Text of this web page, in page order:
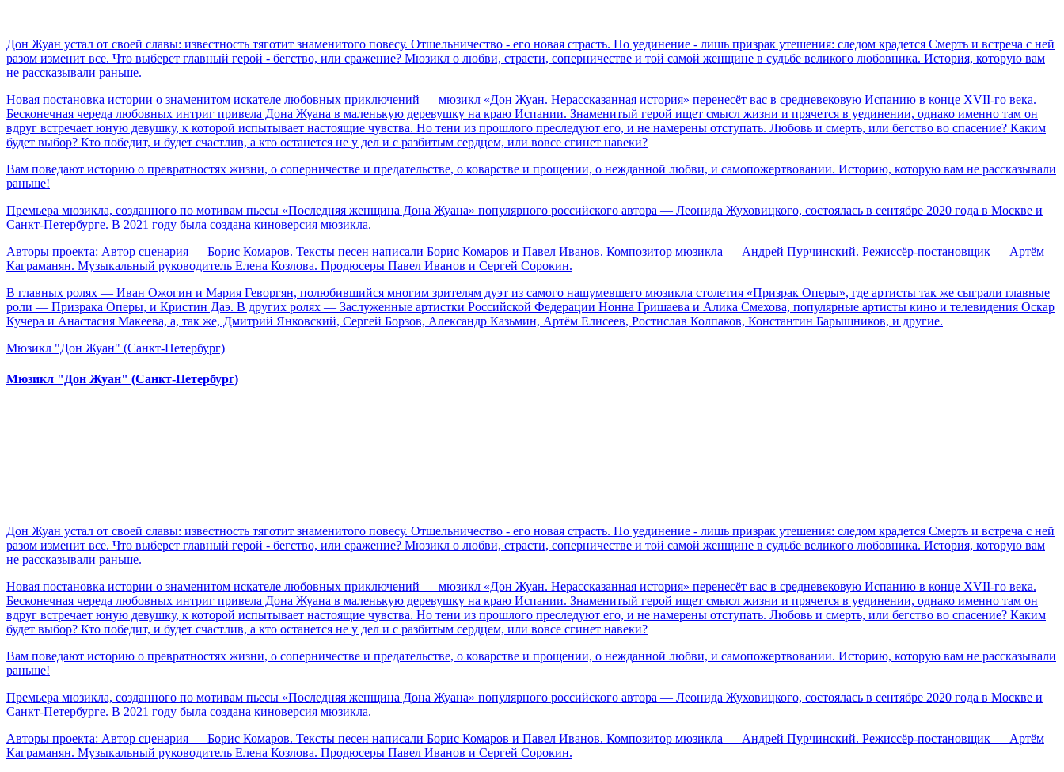
Дон Жуан устал от своей славы: известность тяготит знаменитого повесу. Отшельничество - его новая страсть. Но уединение - лишь призрак утешения: следом крадется Смерть и встреча с ней
разом изменит все. Что выберет главный герой - бегство, или сражение? Мюзикл о любви, страсти, соперничестве и той самой женщине в судьбе великого любовника. История, которую вам
не рассказывали раньше.
Новая постановка истории о знаменитом искателе любовных приключений — мюзикл «Дон Жуан. Нерассказанная история» перенесёт вас в средневековую Испанию в конце XVII-го века.
Бесконечная череда любовных интриг привела Дона Жуана в маленькую деревушку на краю Испании. Знаменитый герой ищет смысл жизни и прячется в уединении, однако именно там он
вдруг встречает юную девушку, к которой испытывает настоящие чувства. Но тени из прошлого преследуют его, и не намерены отступать. Любовь и смерть, или бегство во спасение? Каким
будет выбор? Кто победит, и будет счастлив, а кто останется не у дел и с разбитым сердцем, или вовсе сгинет навеки?
Вам поведают историю о превратностях жизни, о соперничестве и предательстве, о коварстве и прощении, о нежданной любви, и самопожертвовании. Историю, которую вам не рассказывали
раньше!
Премьера мюзикла, созданного по мотивам пьесы «Последняя женщина Дона Жуана» популярного российского автора — Леонида Жуховицкого, состоялась в сентябре 2020 года в Москве и
Санкт-Петербурге. В 2021 году была создана киноверсия мюзикла.
Авторы проекта: Автор сценария — Борис Комаров. Тексты песен написали Борис Комаров и Павел Иванов. Композитор мюзикла — Андрей Пурчинский. Режиссёр-постановщик — Артём
Каграманян. Музыкальный руководитель Елена Козлова. Продюсеры Павел Иванов и Сергей Сорокин.
В главных ролях — Иван Ожогин и Мария Геворгян, полюбившийся многим зрителям дуэт из самого нашумевшего мюзикла столетия «Призрак Оперы», где артисты так же сыграли главные
роли — Призрака Оперы, и Кристин Даэ. В других ролях — Заслуженные артистки Российской Федерации Нонна Гришаева и Алика Смехова, популярные артисты кино и телевидения Оскар
Кучера и Анастасия Макеева, а, так же, Дмитрий Янковский, Сергей Борзов, Александр Казьмин, Артём Елисеев, Ростислав Колпаков, Константин Барышников, и другие.
Мюзикл "Дон Жуан" (Санкт-Петербург)
Мюзикл "Дон Жуан" (Санкт-Петербург)
Дон Жуан устал от своей славы: известность тяготит знаменитого повесу. Отшельничество - его новая страсть. Но уединение - лишь призрак утешения: следом крадется Смерть и встреча с ней
разом изменит все. Что выберет главный герой - бегство, или сражение? Мюзикл о любви, страсти, соперничестве и той самой женщине в судьбе великого любовника. История, которую вам
не рассказывали раньше.
Новая постановка истории о знаменитом искателе любовных приключений — мюзикл «Дон Жуан. Нерассказанная история» перенесёт вас в средневековую Испанию в конце XVII-го века.
Бесконечная череда любовных интриг привела Дона Жуана в маленькую деревушку на краю Испании. Знаменитый герой ищет смысл жизни и прячется в уединении, однако именно там он
вдруг встречает юную девушку, к которой испытывает настоящие чувства. Но тени из прошлого преследуют его, и не намерены отступать. Любовь и смерть, или бегство во спасение? Каким
будет выбор? Кто победит, и будет счастлив, а кто останется не у дел и с разбитым сердцем, или вовсе сгинет навеки?
Вам поведают историю о превратностях жизни, о соперничестве и предательстве, о коварстве и прощении, о нежданной любви, и самопожертвовании. Историю, которую вам не рассказывали
раньше!
Премьера мюзикла, созданного по мотивам пьесы «Последняя женщина Дона Жуана» популярного российского автора — Леонида Жуховицкого, состоялась в сентябре 2020 года в Москве и
Санкт-Петербурге. В 2021 году была создана киноверсия мюзикла.
Авторы проекта: Автор сценария — Борис Комаров. Тексты песен написали Борис Комаров и Павел Иванов. Композитор мюзикла — Андрей Пурчинский. Режиссёр-постановщик — Артём
Каграманян. Музыкальный руководитель Елена Козлова. Продюсеры Павел Иванов и Сергей Сорокин.